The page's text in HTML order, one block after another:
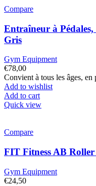
Compare
Entraîneur à
Gris
Gym Equipment
€78,00
Convient à tous les âges,
Add to wishlist
Add to cart
Quick view
Compare
FIT Fitness AB
Gym Equipment
€24,50